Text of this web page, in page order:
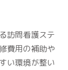
訪問看護ステ
費用の補助や
い環境が整い